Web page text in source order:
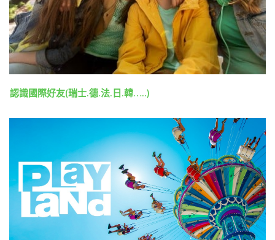
認識國際好友(瑞士.德.法.日.韓…..)